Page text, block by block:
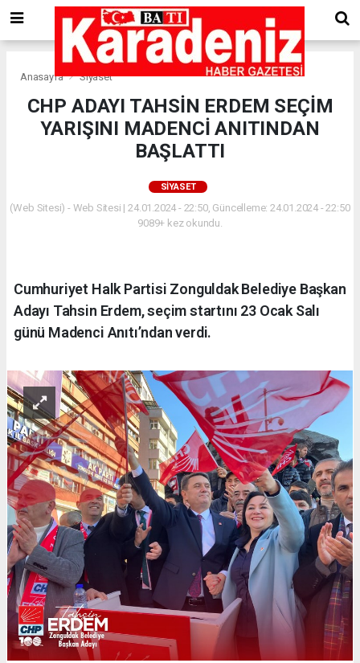
Anasayfa Siyaset
CHP ADAYI TAHSİN ERDEM SEÇİM
YARIŞINI MADENCİ ANITINDAN
BAŞLATTI
SIYASET
(Web Sitesi) - Web Sitesi | 24.01.2024 - 22:50, Güncelleme: 24.01.2024 - 22:50
9089+ kez okundu.
Cumhuriyet Halk Partisi Zonguldak Belediye Başkan
Adayı Tahsin Erdem, seçim startını 23 Ocak Salı
günü Madenci Anıtı’ndan verdi.